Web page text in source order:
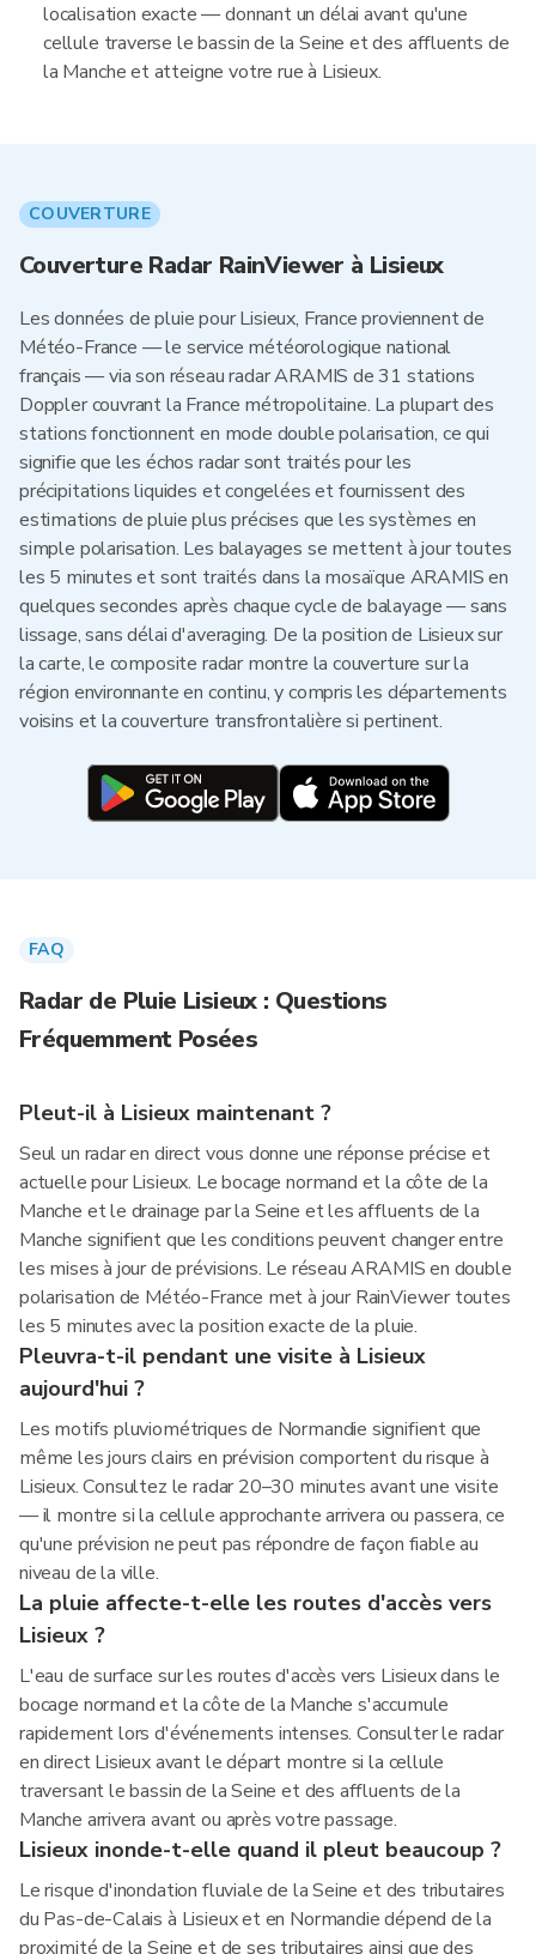
localisation exacte — donnant un délai avant qu'une
cellule traverse le bassin de la Seine et des affluents de
la Manche et atteigne votre rue à Lisieux.
COUVERTURE
Couverture Radar RainViewer à Lisieux
Les données de pluie pour Lisieux, France proviennent de
Météo-France — le service météorologique national
français — via son réseau radar ARAMIS de 31 stations
Doppler couvrant la France métropolitaine. La plupart des
stations fonctionnent en mode double polarisation, ce qui
signifie que les échos radar sont traités pour les
précipitations liquides et congelées et fournissent des
estimations de pluie plus précises que les systèmes en
simple polarisation. Les balayages se mettent à jour toutes
les 5 minutes et sont traités dans la mosaïque ARAMIS en
quelques secondes après chaque cycle de balayage — sans
lissage, sans délai d'averaging. De la position de Lisieux sur
la carte, le composite radar montre la couverture sur la
région environnante en continu, y compris les départements
voisins et la couverture transfrontalière si pertinent.
FAQ
Radar de Pluie Lisieux : Questions
Fréquemment Posées
Pleut-il à Lisieux maintenant ?
Seul un radar en direct vous donne une réponse précise et
actuelle pour Lisieux. Le bocage normand et la côte de la
Manche et le drainage par la Seine et les affluents de la
Manche signifient que les conditions peuvent changer entre
les mises à jour de prévisions. Le réseau ARAMIS en double
polarisation de Météo-France met à jour RainViewer toutes
les 5 minutes avec la position exacte de la pluie.
Pleuvra-t-il pendant une visite à Lisieux
aujourd'hui ?
Les motifs pluviométriques de Normandie signifient que
même les jours clairs en prévision comportent du risque à
Lisieux. Consultez le radar 20–30 minutes avant une visite
— il montre si la cellule approchante arrivera ou passera, ce
qu'une prévision ne peut pas répondre de façon fiable au
niveau de la ville.
La pluie affecte-t-elle les routes d'accès vers
Lisieux ?
L'eau de surface sur les routes d'accès vers Lisieux dans le
bocage normand et la côte de la Manche s'accumule
rapidement lors d'événements intenses. Consulter le radar
en direct Lisieux avant le départ montre si la cellule
traversant le bassin de la Seine et des affluents de la
Manche arrivera avant ou après votre passage.
Lisieux inonde-t-elle quand il pleut beaucoup ?
Le risque d'inondation fluviale de la Seine et des tributaires
du Pas-de-Calais à Lisieux et en Normandie dépend de la
proximité de la Seine et de ses tributaires ainsi que des